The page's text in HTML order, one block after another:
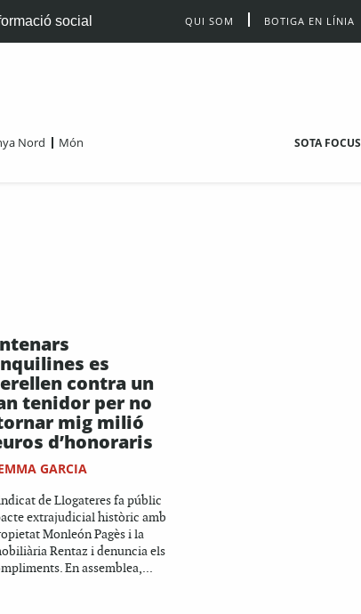
social QUI SOM BOTIGA EN LÍNIA
Nord Món SOTA FOCUS
es
contra un
tenidor per no
mig milió
d’honoraris
GARCIA
de Llogateres fa públic
extrajudicial històric amb
Monleón Pagès i la
Rentaz i denuncia els
En assemblea,...